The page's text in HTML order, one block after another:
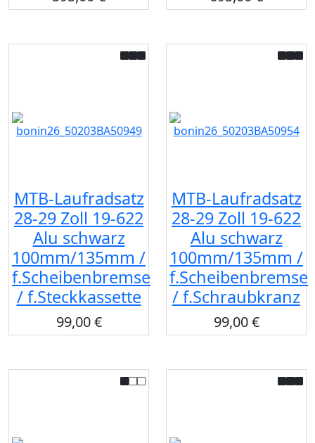
MTB-Laufradsatz
28-29 Zoll 19-622
Alu schwarz
100mm/135mm /
f.Scheibenbremse
/ f.Steckkassette
99,00 €
MTB-Laufradsatz
28-29 Zoll 19-622
Alu schwarz
100mm/135mm /
f.Scheibenbremse
/ f.Schraubkranz
99,00 €